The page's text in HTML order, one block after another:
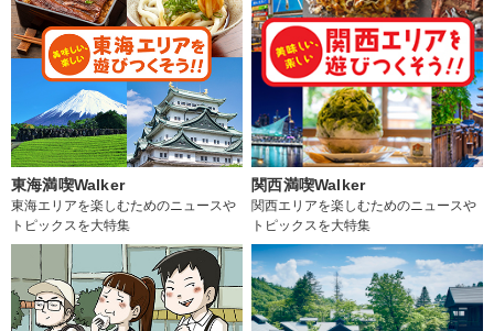
東海満喫Walker
東海エリアを楽しむためのニュースや
トピックスを大特集
関西満喫Walker
関西エリアを楽しむためのニュースや
トピックスを大特集